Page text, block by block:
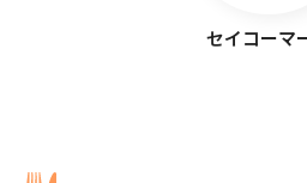
セイコーマ